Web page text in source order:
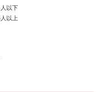
以下
以上